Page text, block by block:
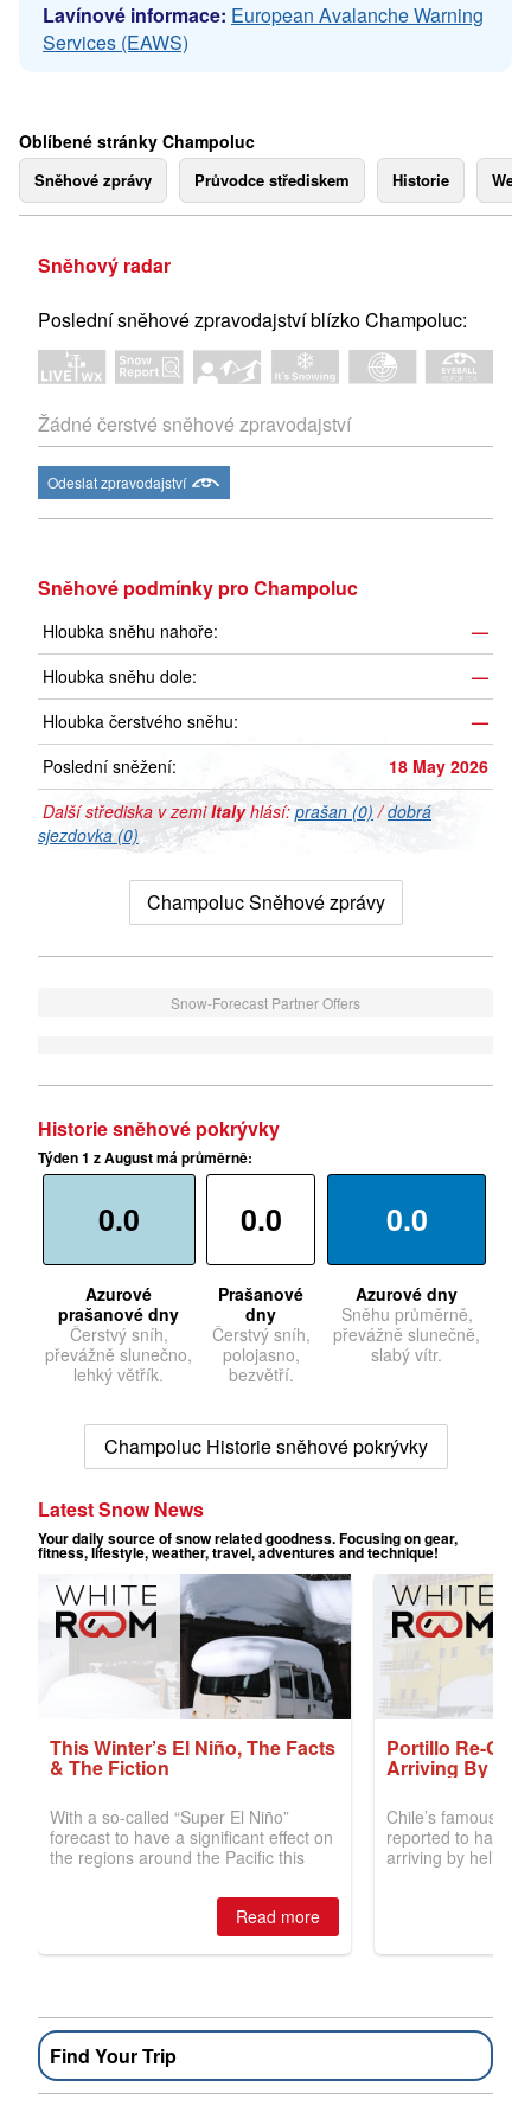
Lavínové informace: European Avalanche Warning
Services (EAWS)
Oblíbené stránky Champoluc
Sněhové zprávy Průvodce střediskem Historie
Sněhový radar
Poslední sněhové zpravodajství blízko Champoluc:
Žádné čerstvé sněhové zpravodajství
Odeslat zpravodajství
Sněhové podmínky pro Champoluc
Hloubka sněhu nahoře:
—
Hloubka sněhu dole:
—
Hloubka čerstvého sněhu:
—
Poslední sněžení:
18 May 2026
Další střediska v zemiItalyhlásí: prašan (0) /dobrá
sjezdovka (0)
Champoluc Sněhové zprávy
Snow-Forecast Partner Offers
Historie sněhové pokrývky
Týden 1 z August má průměrně:
0.0
Azurové
prašanové dny
Čerstvý sníh,
převážně slunečno,
lehký větřík.
0.0
Prašanové
dny
Čerstvý sníh,
polojasno,
bezvětří.
0.0
Azurové dny
Sněhu průměrně,
převážně slunečně,
slabý vítr.
Champoluc Historie sněhové pokrývky
Find Your Trip